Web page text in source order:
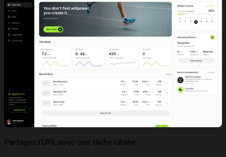
Partagez l’URL avec une tâche ciblée :